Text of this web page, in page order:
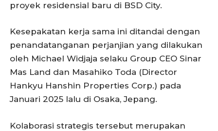
proyek residensial baru di BSD City.
Kesepakatan kerja sama ini ditandai dengan
penandatanganan perjanjian yang dilakukan
oleh Michael Widjaja selaku Group CEO Sinar
Mas Land dan Masahiko Toda (Director
Hankyu Hanshin Properties Corp.) pada
Januari 2025 lalu di Osaka, Jepang.
Kolaborasi strategis tersebut merupakan